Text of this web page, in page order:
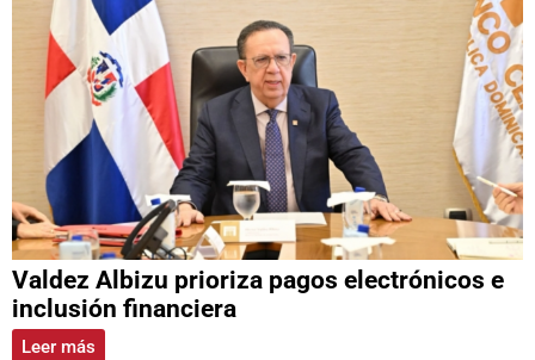
Valdez Albizu prioriza pagos electrónicos e
inclusión financiera
Leer más